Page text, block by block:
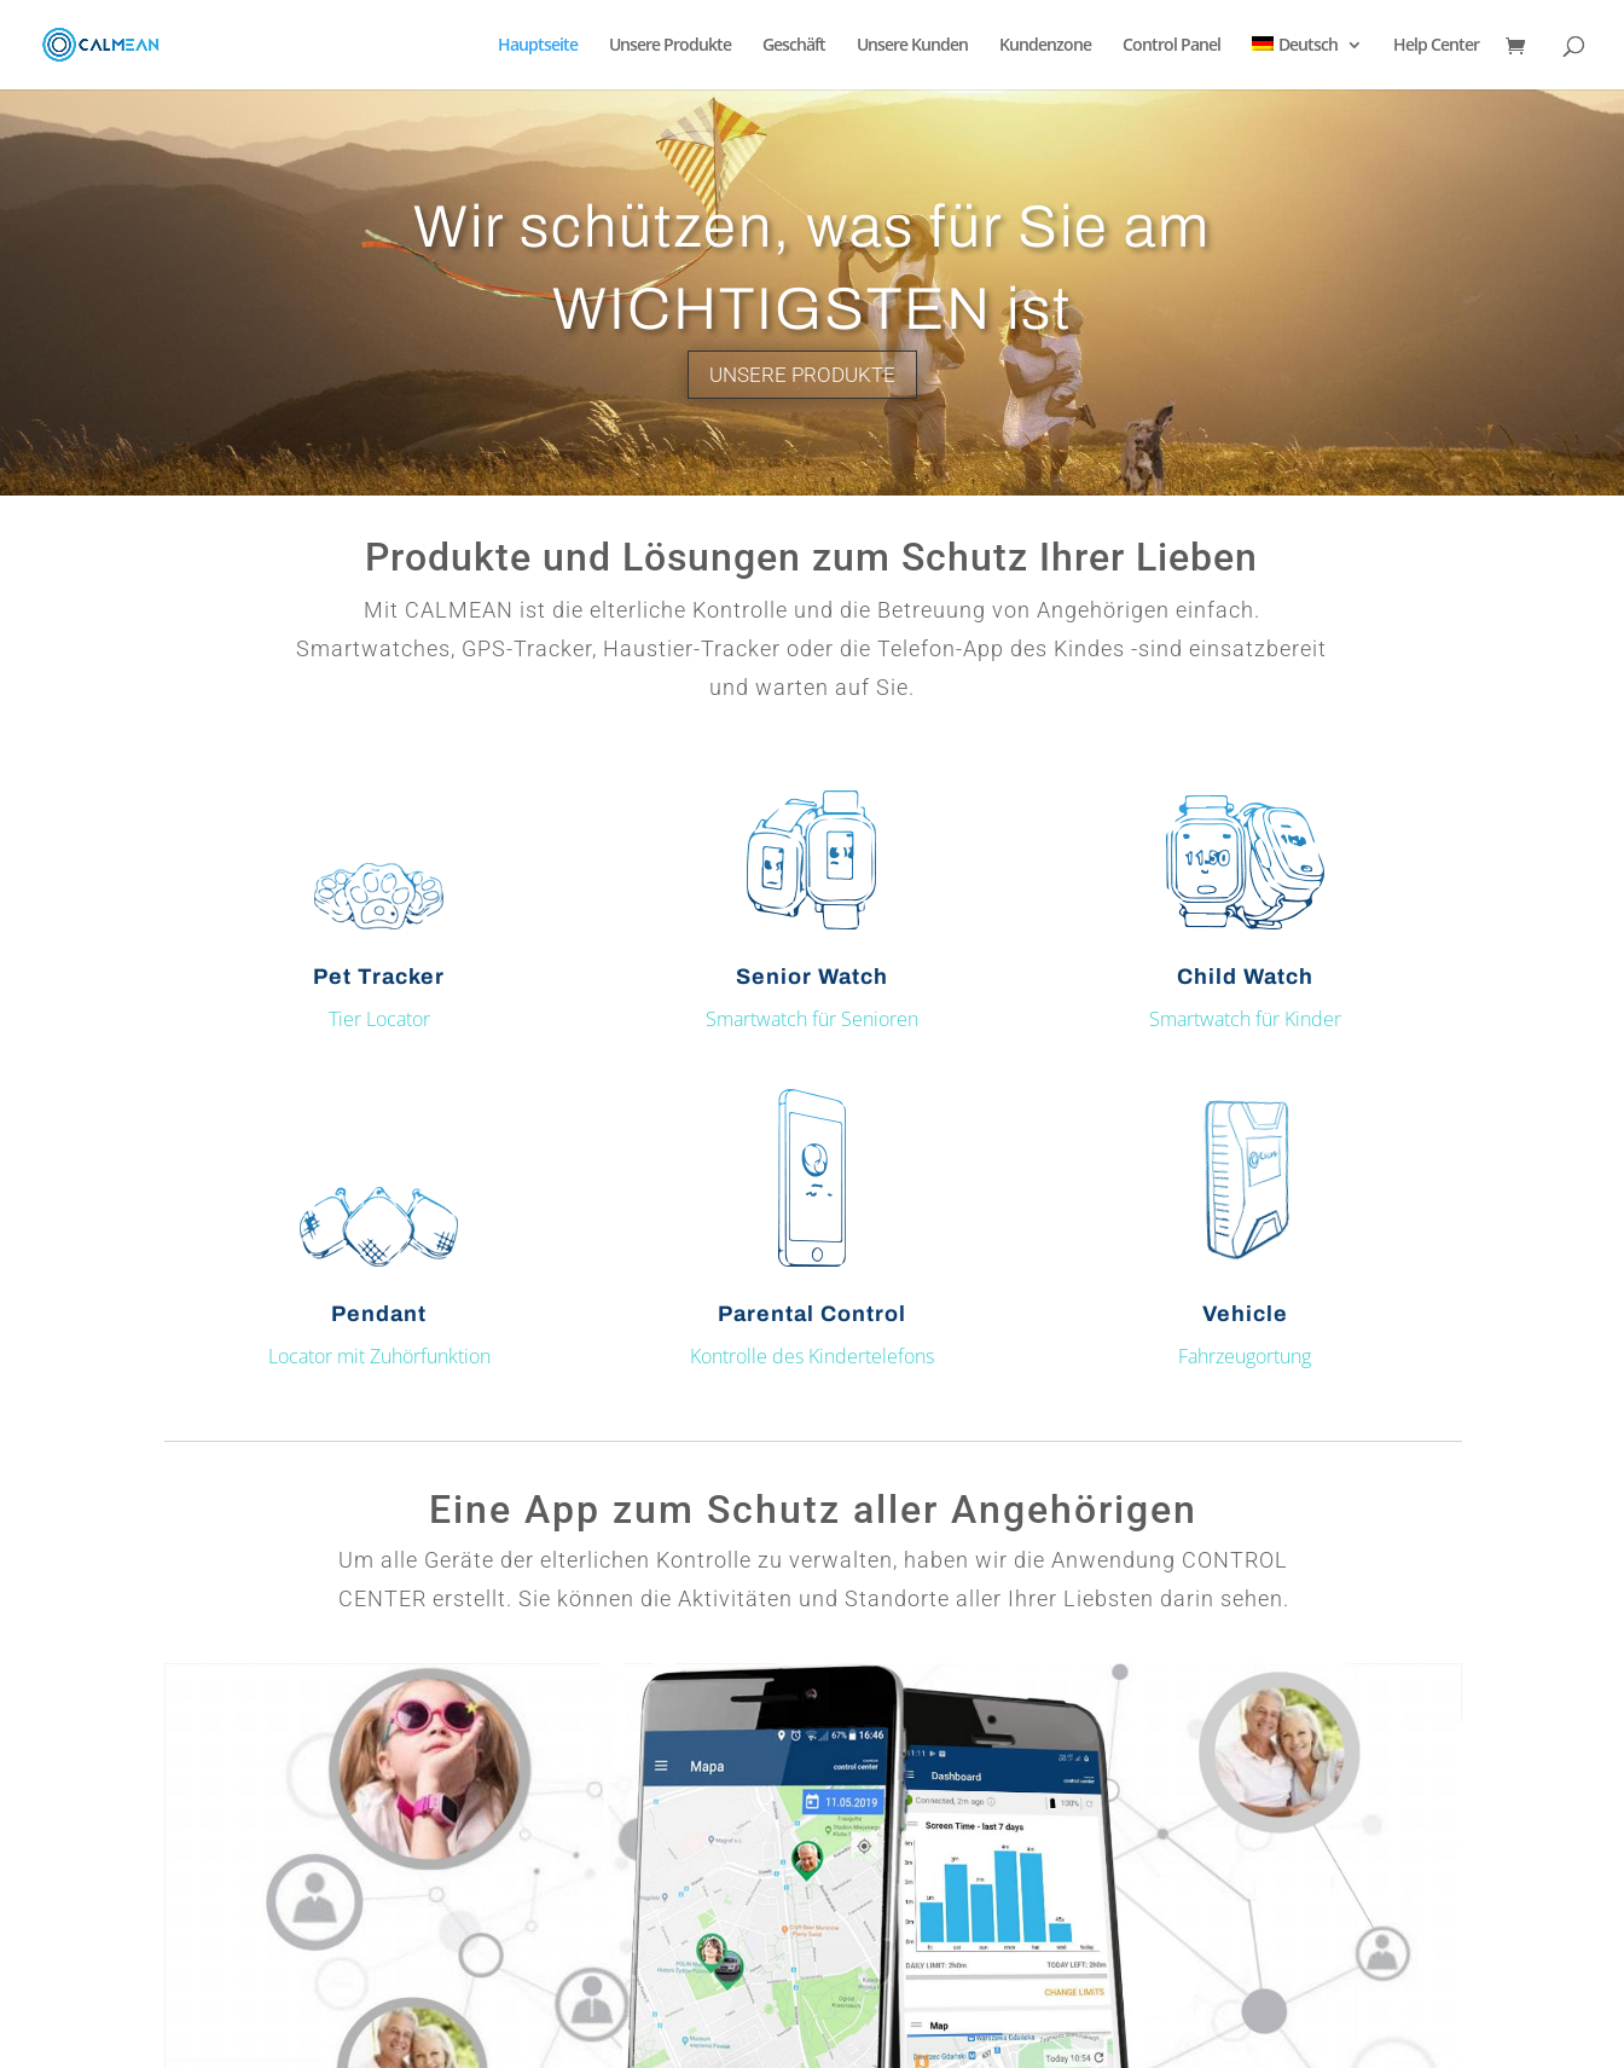
Hauptseite Unsere Produkte Geschäft Unsere Kunden Kundenzone Control Panel Deutsch Help Center
Wir schützen, was für Sie am
WICHTIGSTEN ist
UNSERE PRODUKTE
Produkte und Lösungen zum Schutz Ihrer Lieben
Mit CALMEAN ist die elterliche Kontrolle und die Betreuung von Angehörigen einfach.
Smartwatches, GPS-Tracker, Haustier-Tracker oder die Telefon-App des Kindes -sind einsatzbereit
und warten auf Sie.
Pet Tracker
Tier Locator
Senior Watch
Smartwatch für Senioren
Child Watch
Smartwatch für Kinder
Pendant
Locator mit Zuhörfunktion
Parental Control
Kontrolle des Kindertelefons
Vehicle
Fahrzeugortung
Eine App zum Schutz aller Angehörigen
Um alle Geräte der elterlichen Kontrolle zu verwalten, haben wir die Anwendung CONTROL
CENTER erstellt. Sie können die Aktivitäten und Standorte aller Ihrer Liebsten darin sehen.